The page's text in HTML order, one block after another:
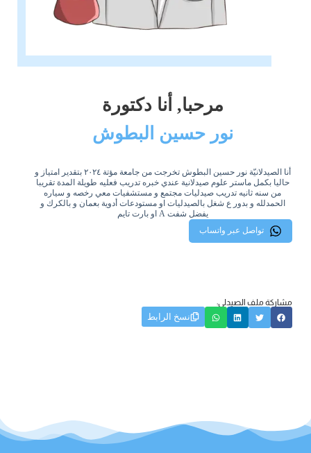
مرحبا, أنا دكتورة
نور حسين البطوش
أنا الصيدلانيّة نور حسين البطوش تخرجت من جامعة مؤتة ٢٠٢٤ بتقدير امتياز و
حاليا بكمل ماستر علوم صيدلانية عندي خبره تدريب فعليه طويلة المدة تقريبا
من سنه ثانيه تدريب صيدليات مجتمع و مستشفيات معي رخصه و سياره
الحمدلله و بدور ع شغل بالصيدليات او مستودعات أدوية بعمان و بالكرك و
يفضل شفت A او بارت تايم
تواصل عبر واتساب
مشاركة ملف الصيدلي:
نسخ الرابط